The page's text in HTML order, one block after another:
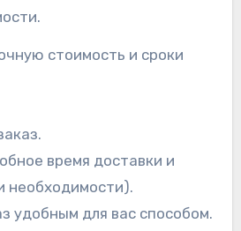
стоимость и сроки
время доставки и
необходимости).
удобным для вас способом.